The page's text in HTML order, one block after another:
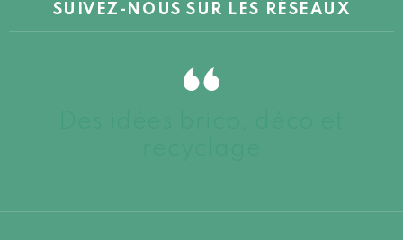
SUIVEZ-NOUS SUR LES RÉSEAUX